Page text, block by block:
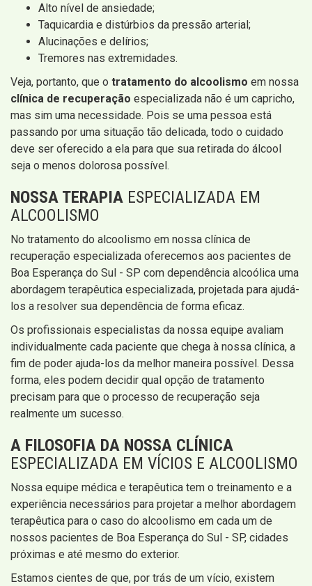
Alto nível de ansiedade;
Taquicardia e distúrbios da pressão arterial;
Alucinações e delírios;
Tremores nas extremidades.
Veja, portanto, que o tratamento do alcoolismo em nossa
clínica de recuperação especializada não é um capricho,
mas sim uma necessidade. Pois se uma pessoa está
passando por uma situação tão delicada, todo o cuidado
deve ser oferecido a ela para que sua retirada do álcool
seja o menos dolorosa possível.
NOSSA TERAPIA ESPECIALIZADA EM
ALCOOLISMO
No tratamento do alcoolismo em nossa clínica de
recuperação especializada oferecemos aos pacientes de
Boa Esperança do Sul - SP com dependência alcoólica uma
abordagem terapêutica especializada, projetada para ajudá-
los a resolver sua dependência de forma eficaz.
Os profissionais especialistas da nossa equipe avaliam
individualmente cada paciente que chega à nossa clínica, a
fim de poder ajuda-los da melhor maneira possível. Dessa
forma, eles podem decidir qual opção de tratamento
precisam para que o processo de recuperação seja
realmente um sucesso.
A FILOSOFIA DA NOSSA CLÍNICA
ESPECIALIZADA EM VÍCIOS E ALCOOLISMO
Nossa equipe médica e terapêutica tem o treinamento e a
experiência necessários para projetar a melhor abordagem
terapêutica para o caso do alcoolismo em cada um de
nossos pacientes de Boa Esperança do Sul - SP, cidades
próximas e até mesmo do exterior.
Estamos cientes de que, por trás de um vício, existem